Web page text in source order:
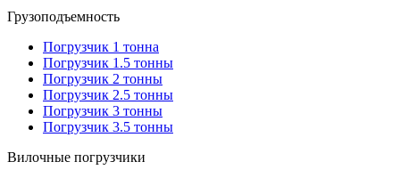
Грузоподъемность
Погрузчик 1 тонна
Погрузчик 1.5 тонны
Погрузчик 2 тонны
Погрузчик 2.5 тонны
Погрузчик 3 тонны
Погрузчик 3.5 тонны
Вилочные погрузчики